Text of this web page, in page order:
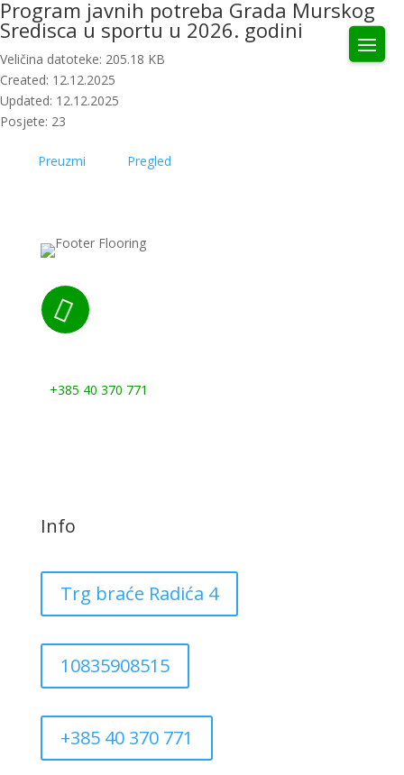
Program javnih potreba Grada Murskog
Sredisca u sportu u 2026. godini
Veličina datoteke: 205.18 KB
Created: 12.12.2025
Updated: 12.12.2025
Posjete: 23
Preuzmi Pregled

+385 40 370 771
Info
Trg braće Radića 4
10835908515
+385 40 370 771